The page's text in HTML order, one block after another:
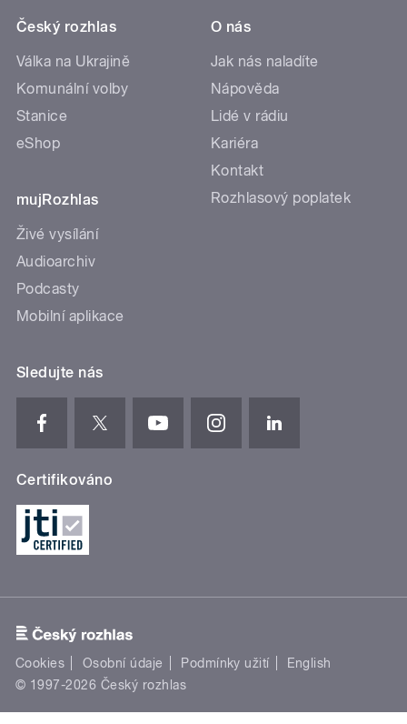
Český rozhlas
Válka na Ukrajině
Komunální volby
Stanice
eShop
mujRozhlas
Živé vysílání
Audioarchiv
Podcasty
Mobilní aplikace
O nás
Jak nás naladíte
Nápověda
Lidé v rádiu
Kariéra
Kontakt
Rozhlasový poplatek
Sledujte nás
Certifikováno
Cookies Osobní údaje Podmínky užití
English
© 1997-2026 Český rozhlas